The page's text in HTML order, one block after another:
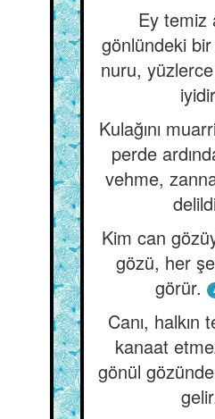
Ey temiz
gönlündeki
nuru,
Kulağını
perde
vehme,
Kim can
gözü, her
görür.
Canı, halkın
kanaat
gönül